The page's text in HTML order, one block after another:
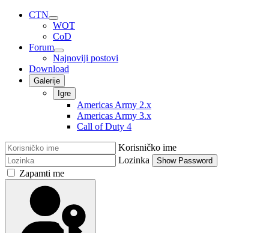
CTN
WOT
CoD
Forum
Najnoviji postovi
Download
Galerije
Igre
Americas Army 2.x
Americas Army 3.x
Call of Duty 4
Korisničko ime
Lozinka
Show Password
Zapamti me